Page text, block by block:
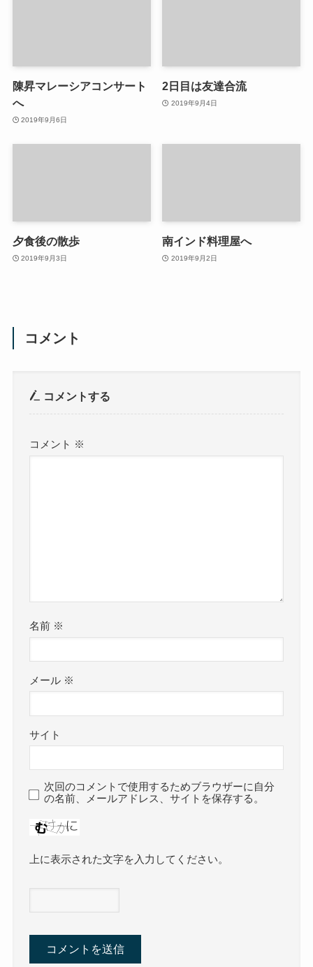
陳昇マレーシアコンサート
へ
2019年9月6日
2日目は友達合流
2019年9月4日
夕食後の散歩
2019年9月3日
南インド料理屋へ
2019年9月2日
コメント
コメントする
コメント ※
名前 ※
メール ※
サイト
次回のコメントで使用するためブラウザーに自分
の名前、メールアドレス、サイトを保存する。
上に表示された文字を入力してください。